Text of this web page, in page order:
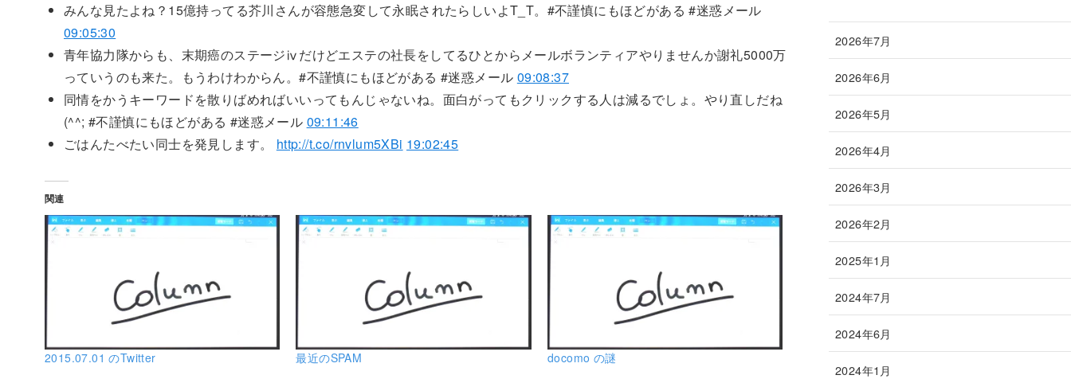
みんな見たよね？15億持ってる芥川さんが容態急変して永眠されたらしいよT_T。#不謹慎にもほどがある #迷惑メール
09:05:30
青年協力隊からも、末期癌のステージⅳだけどエステの社長をしてるひとからメールボランティアやりませんか謝礼5000万
っていうのも来た。もうわけわからん。#不謹慎にもほどがある #迷惑メール 09:08:37
同情をかうキーワードを散りばめればいいってもんじゃないね。面白がってもクリックする人は減るでしょ。やり直しだね
(^^; #不謹慎にもほどがある #迷惑メール 09:11:46
ごはんたべたい同士を発見します。 http://t.co/rnvlum5XBi 19:02:45
関連
2015.07.01 のTwitter 最近のSPAM docomo の謎
2026年7月
2026年6月
2026年5月
2026年4月
2026年3月
2026年2月
2025年1月
2024年7月
2024年6月
2024年1月